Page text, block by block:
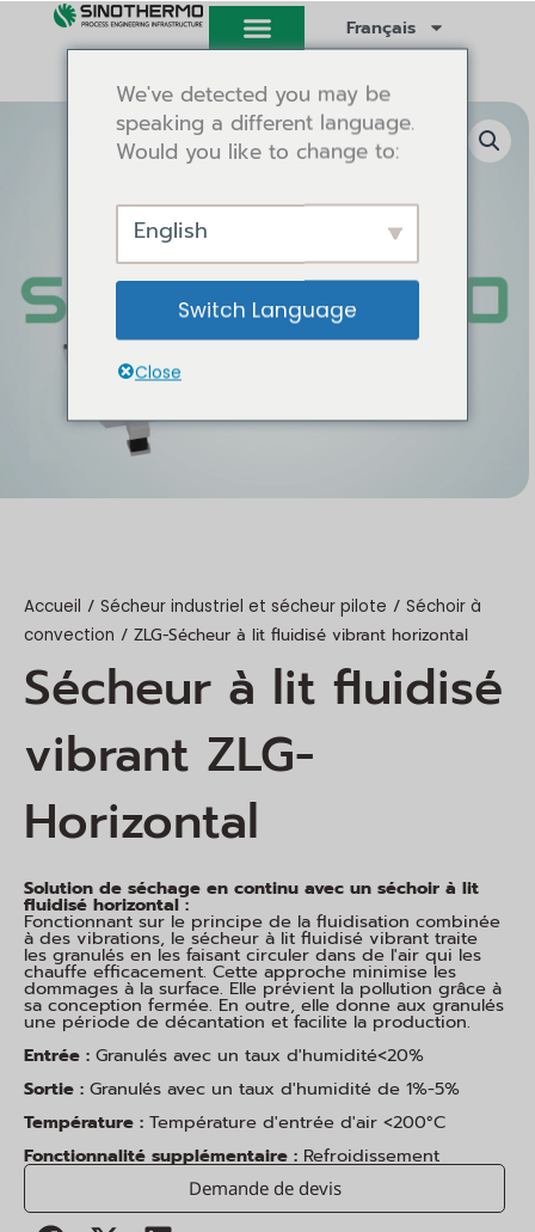
Français
Accueil / Sécheur industriel et sécheur pilote / Séchoir à
convection / ZLG-Sécheur à lit fluidisé vibrant horizontal
Sécheur à lit fluidisé
vibrant ZLG-
Horizontal
Solution de séchage en continu avec un séchoir à lit
fluidisé horizontal :
Fonctionnant sur le principe de la fluidisation combinée
à des vibrations, le sécheur à lit fluidisé vibrant traite
les granulés en les faisant circuler dans de l'air qui les
chauffe efficacement. Cette approche minimise les
dommages à la surface. Elle prévient la pollution grâce à
sa conception fermée. En outre, elle donne aux granulés
une période de décantation et facilite la production.
Entrée : Granulés avec un taux d'humidité<20%
Sortie : Granulés avec un taux d'humidité de 1%-5%
Température : Température d'entrée d'air <200°C
Fonctionnalité supplémentaire : Refroidissement
Demande de devis
We've detected you may be
speaking a different language.
Would you like to change to:
English
Switch Language
Close